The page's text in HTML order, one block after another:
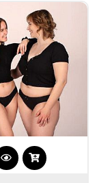
Dit